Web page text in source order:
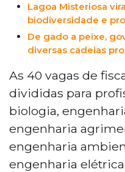
Lagoa Misteriosa
biodiversidade e
De gado a peixe,
diversas cadeias
As 40 vagas de
divididas para
biologia,
engenharia
engenharia
engenharia